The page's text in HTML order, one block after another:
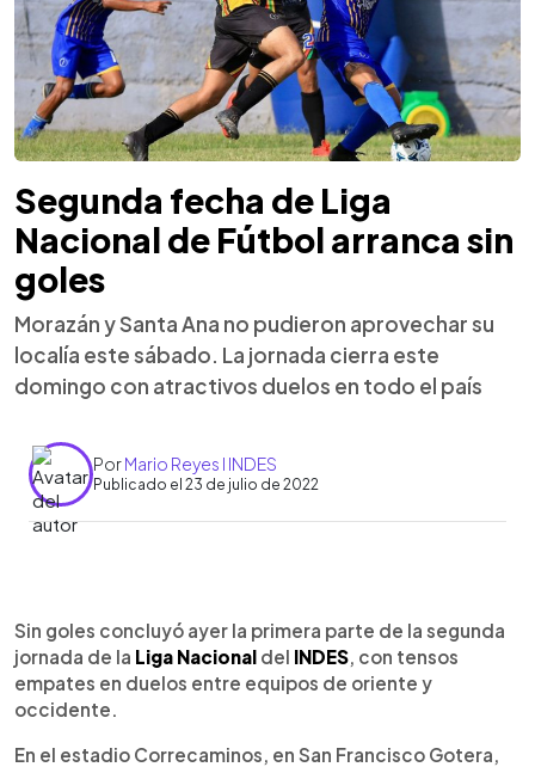
Segunda fecha de Liga
Nacional de Fútbol arranca sin
goles
Morazán y Santa Ana no pudieron aprovechar su
localía este sábado. La jornada cierra este
domingo con atractivos duelos en todo el país
PorMario Reyes l INDES
Publicado el 23 de julio de 2022
► Escuchar artículo
Sin goles concluyó ayer la primera parte de la segunda
jornada de la Liga Nacional del INDES , con tensos
empates en duelos entre equipos de oriente y
occidente.
En el estadio Correcaminos, en San Francisco Gotera,